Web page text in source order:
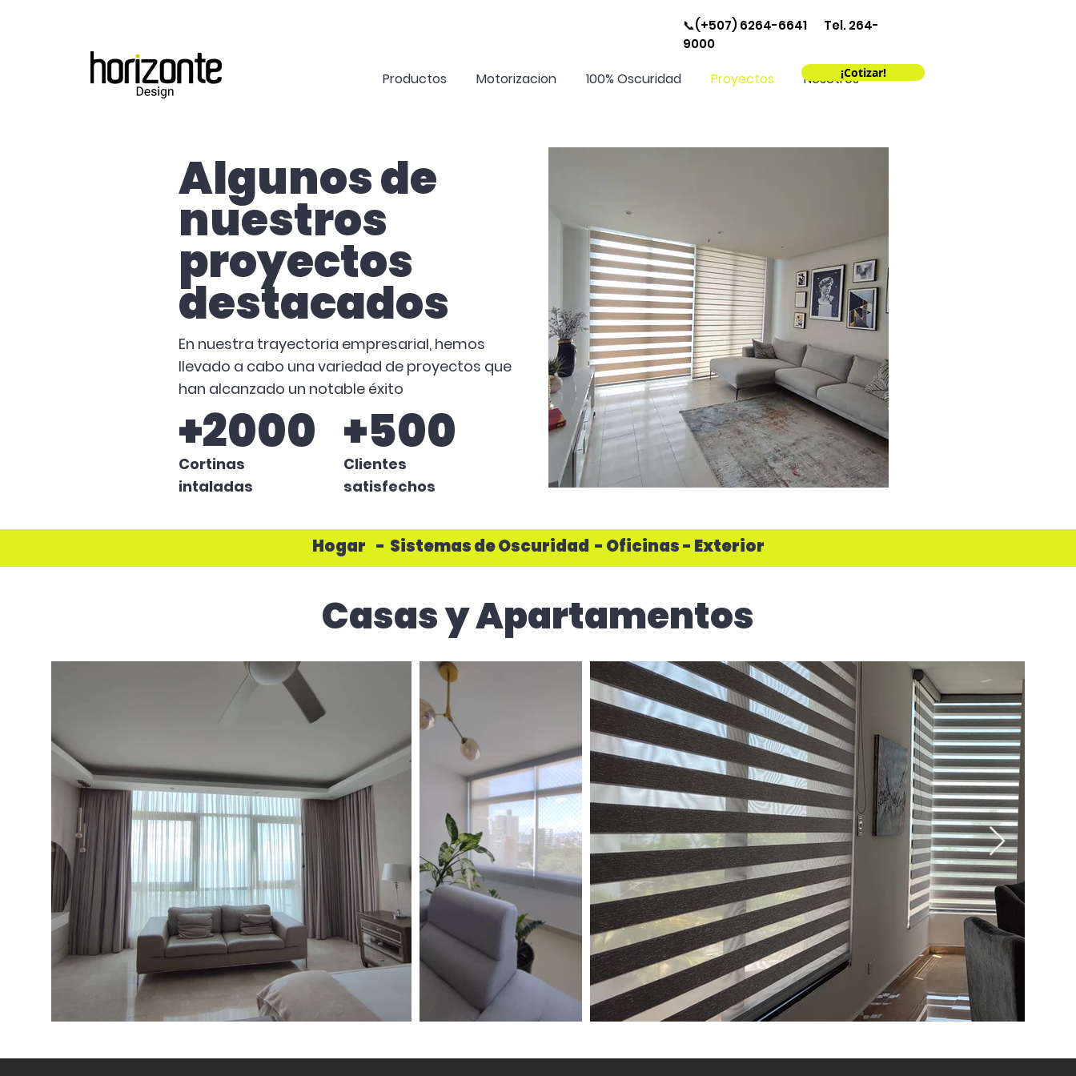
📞(+507) 6264-6641 Tel. 264-
9000
Productos Motorizacion 100% Oscuridad Proyectos Nosotros¡Cotizar!
Algunos de
nuestros
proyectos
destacados
En nuestra trayectoria empresarial, hemos
llevado a cabo una variedad de proyectos que
han alcanzado un notable éxito
+2000
Cortinas
intaladas
+500
Clientes
satisfechos
Hogar - Sistemas de Oscuridad - Oficinas - Exterior
Casas y Apartamentos